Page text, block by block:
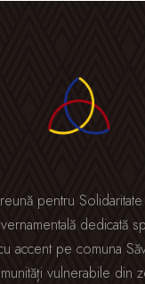
pentru
dedicată
accent pe comuna
vulnerabile din